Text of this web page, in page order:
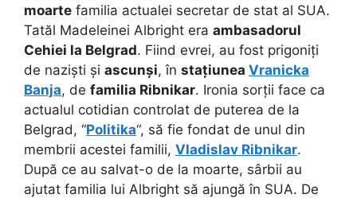
moarte familia actualei secretar de stat al SUA.
Tatăl Madeleinei Albright era ambasadorul
Cehiei la Belgrad. Fiind evrei, au fost prigoniți
de naziști și ascunși, în stațiunea Vranicka
Banja, de familia Ribnikar. Ironia sorții face ca
actualul cotidian controlat de puterea de la
Belgrad, “Politika“, să fie fondat de unul din
membrii acestei familii, Vladislav Ribnikar.
După ce au salvat-o de la moarte, sârbii au
ajutat familia lui Albright să ajungă în SUA. De